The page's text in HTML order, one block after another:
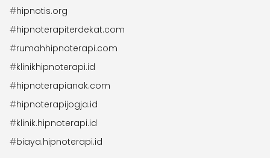
#hipnotis.org
#hipnoterapiterdekat.com
#rumahhipnoterapi.com
#klinikhipnoterapi.id
#hipnoterapianak.com
#hipnoterapijogja.id
#klinik.hipnoterapi.id
#biaya.hipnoterapi.id